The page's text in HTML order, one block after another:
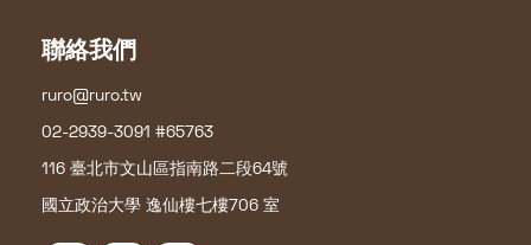
聯絡我們
ruro@ruro.tw
02-2939-3091 #65763
116 臺北市文山區指南路二段64號
國立政治大學 逸仙樓七樓706 室